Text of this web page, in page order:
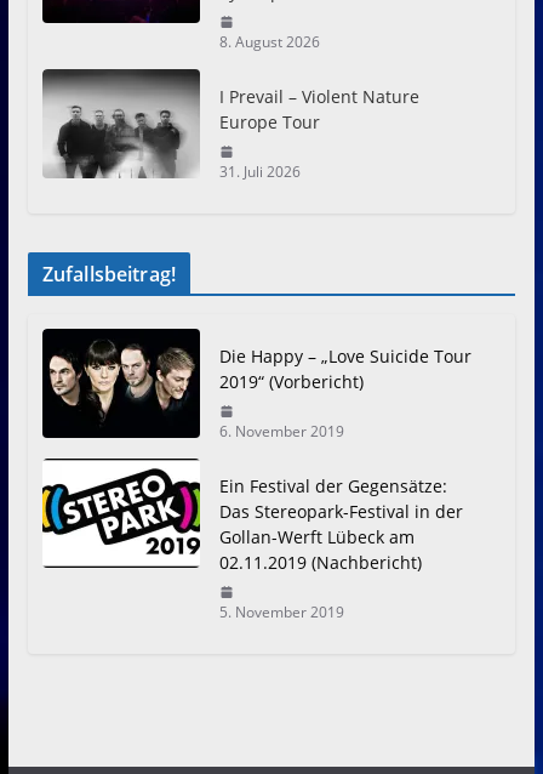
8. August 2026
I Prevail – Violent Nature
Europe Tour
31. Juli 2026
Zufallsbeitrag!
Die Happy – „Love Suicide Tour
2019“ (Vorbericht)
6. November 2019
Ein Festival der Gegensätze:
Das Stereopark-Festival in der
Gollan-Werft Lübeck am
02.11.2019 (Nachbericht)
5. November 2019